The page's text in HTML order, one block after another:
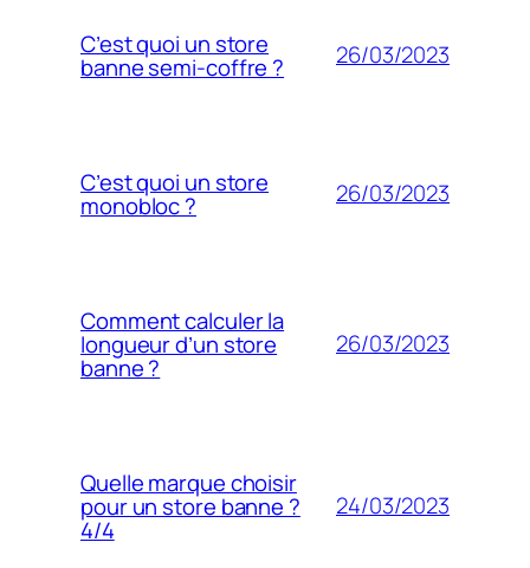
C’est quoi un store
banne semi-coffre ? 26/03/2023
C’est quoi un store
monobloc ? 26/03/2023
Comment calculer la
longueur d’un store
banne ?
26/03/2023
Quelle marque choisir
pour un store banne ?
4/4
24/03/2023